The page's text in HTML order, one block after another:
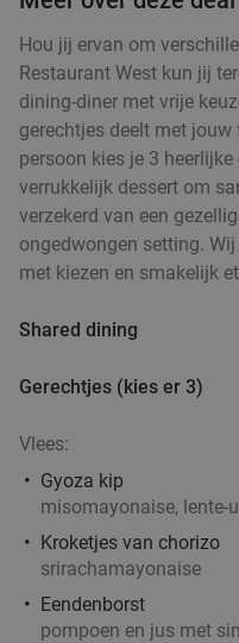
Verkocht: 1
Pasta + evt.
hartje Utrecht
cuPPas - pasta to go -
Utrecht
Teds
Morgen
Utrecht
Verkocht: 192
Hou jij ervan om
Restaurant West kun jij
dining-diner met vrije
gerechtjes deelt met
persoon kies je 3
verrukkelijk dessert om
verzekerd van een
ongedwongen setting.
met kiezen en smakelijk
Shared dining
Gerechtjes (kies er 3)
Vlees:
Gyoza kip
misomayonaise, lente-
Kroketjes van chorizo
srirachamayonaise
Eendenborst
pompoen en jus met